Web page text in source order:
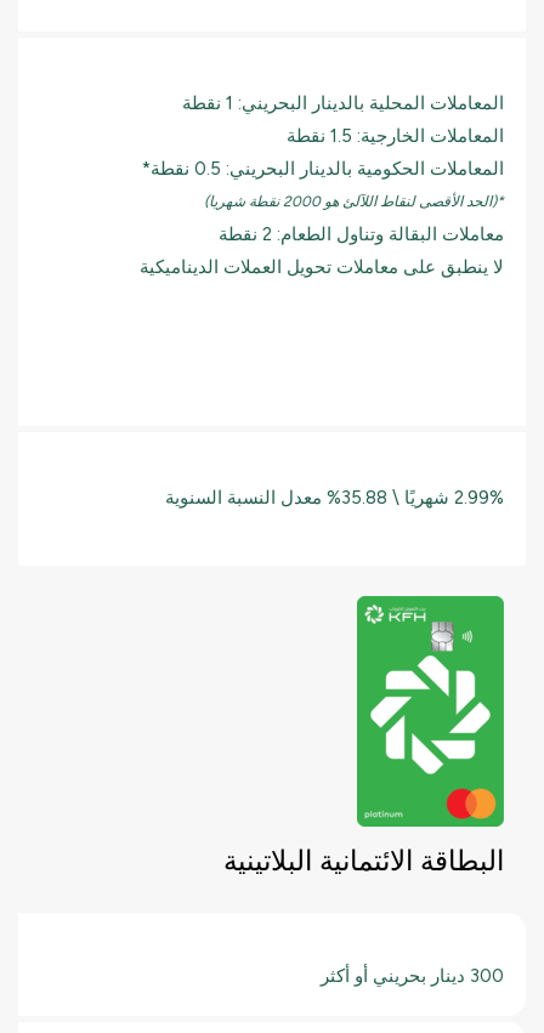
المعاملات المحلية بالدينار البحريني: 1 نقطة
المعاملات الخارجية: 1.5 نقطة
المعاملات الحكومية بالدينار البحريني: 0.5 نقطة*
*(الحد الأقصى لنقاط اللآلئ هو 2000 نقطة شهريا)
معاملات البقالة وتناول الطعام: 2 نقطة
لا ينطبق على معاملات تحويل العملات الديناميكية
2.99% شهريًا \ 35.88% معدل النسبة السنوية
البطاقة الائتمانية البلاتينية
300 دينار بحريني أو أكثر